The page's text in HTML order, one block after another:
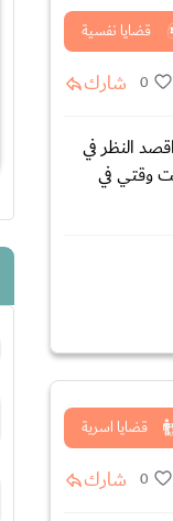
قضايا نفسية
0 شارك
لا اقصد النظر في
وقتي في
قضايا اسرية
0 شارك